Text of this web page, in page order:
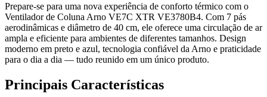
Prepare-se para uma nova experiência de conforto térmico com o
Ventilador de Coluna Arno VE7C XTR VE3780B4. Com 7 pás
aerodinâmicas e diâmetro de 40 cm, ele oferece uma circulação de ar
ampla e eficiente para ambientes de diferentes tamanhos. Design
moderno em preto e azul, tecnologia confiável da Arno e praticidade
para o dia a dia — tudo reunido em um único produto.
Principais Características